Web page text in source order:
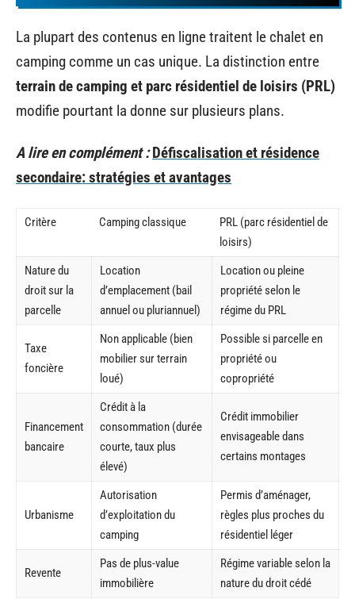
La plupart des contenus en ligne traitent le chalet en
camping comme un cas unique. La distinction entre
terrain de camping et parc résidentiel de loisirs (PRL)
modifie pourtant la donne sur plusieurs plans.
A lire en complément : Défiscalisation et résidence
secondaire: stratégies et avantages
Critère Camping classique
PRL (parc résidentiel de
loisirs)
Nature du
droit sur la
parcelle
Location
d’emplacement (bail
annuel ou pluriannuel)
Location ou pleine
propriété selon le
régime du PRL
Taxe
foncière
Non applicable (bien
mobilier sur terrain
loué)
Possible si parcelle en
propriété ou
copropriété
Financement
bancaire
Crédit à la
consommation (durée
courte, taux plus
élevé)
Crédit immobilier
envisageable dans
certains montages
Urbanisme
Autorisation
d’exploitation du
camping
Permis d’aménager,
règles plus proches du
résidentiel léger
Revente
Pas de plus-value
immobilière
Régime variable selon la
nature du droit cédé